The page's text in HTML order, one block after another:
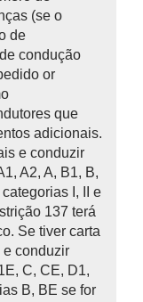
(se o
de
condução
or
que
adicionais.
e conduzir
A2, A, B1, B,
I, II e
137 terá
Se tiver carta
e conduzir
C, CE, D1,
B, BE se for